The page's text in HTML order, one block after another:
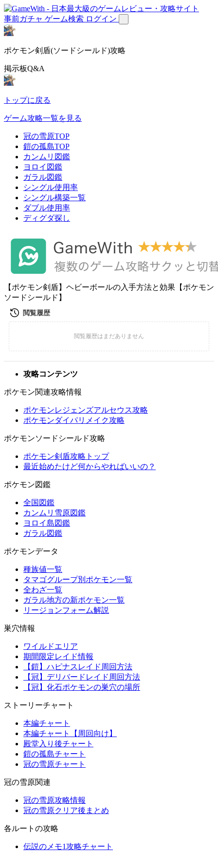
事前ガチャ ゲーム検索 ログイン
ポケモン剣盾(ソードシールド)攻略
掲示板Q&A
トップに戻る
ゲーム攻略一覧を見る
冠の雪原TOP
鎧の孤島TOP
カンムリ図鑑
ヨロイ図鑑
ガラル図鑑
シングル使用率
シングル構築一覧
ダブル使用率
ディグダ探し
【ポケモン剣盾】ヘビーボールの入手方法と効果【ポケモン
ソードシールド】
攻略コンテンツ
ポケモン関連攻略情報
ポケモンレジェンズアルセウス攻略
ポケモンダイパリメイク攻略
ポケモンソードシールド攻略
ポケモン剣盾攻略トップ
最近始めたけど何からやればいいの？
ポケモン図鑑
全国図鑑
カンムリ雪原図鑑
ヨロイ島図鑑
ガラル図鑑
ポケモンデータ
種族値一覧
タマゴグループ別ポケモン一覧
全わざ一覧
ガラル地方の新ポケモン一覧
リージョンフォーム解説
巣穴情報
ワイルドエリア
期間限定レイド情報
【鎧】ハピナスレイド周回方法
【冠】デリバードレイド周回方法
【冠】化石ポケモンの巣穴の場所
ストーリーチャート
本編チャート
本編チャート【周回向け】
殿堂入り後チャート
鎧の孤島チャート
冠の雪原チャート
冠の雪原関連
冠の雪原攻略情報
冠の雪原クリア後まとめ
各ルートの攻略
伝説のメモ1攻略チャート